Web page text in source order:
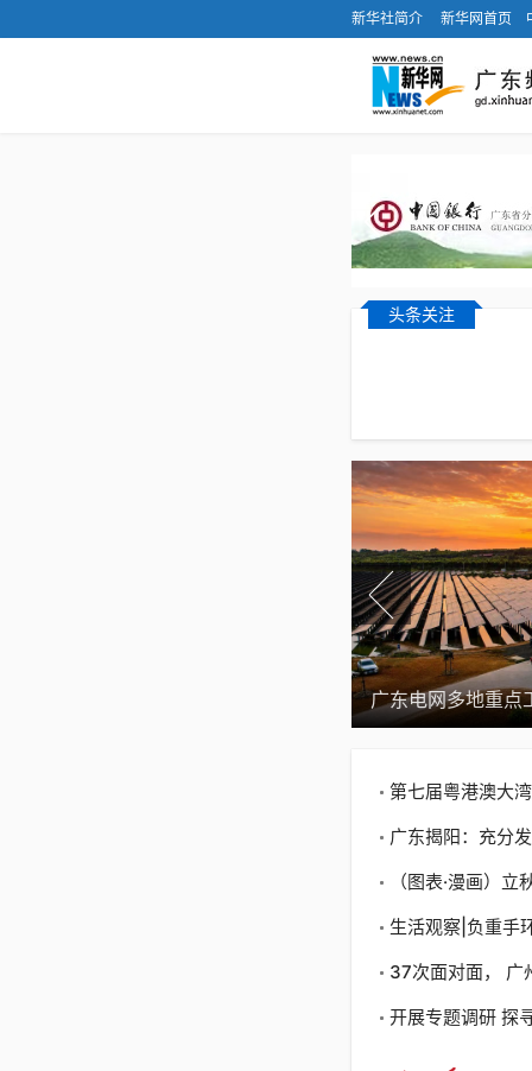
新华社简介 新华网首页
头条关注
2026“黄河母亲杯
第七届粤港澳大
广东揭阳：充分
（图表·漫画）立
生活观察|负重手
37次面对面， 广
开展专题调研 探